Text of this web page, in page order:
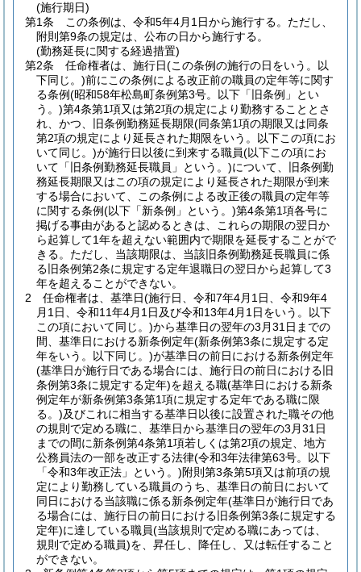
(施行期日)
第1条
この条例は、令和5年4月1日から施行する。 ただし、
附則第9条の規定は、公布の日から施行する。
(勤務延長に関する経過措置)
第2条
任命権者は、施行日(この条例の施行の日をいう。以
下同じ。)前にこの条例による改正前の職員の定年等に関す
る条例(昭和58年松島町条例第3号。以下「旧条例」とい
う。)第4条第1項又は第2項の規定により勤務することとさ
れ、かつ、旧条例勤務延長期限(同条第1項の期限又は同条
第2項の規定により延長された期限をいう。以下この項にお
いて同じ。)が施行日以後に到来する職員(以下この項にお
いて「旧条例勤務延長職員」という。)について、旧条例勤
務延長期限又はこの項の規定により延長された期限が到来
する場合において、この条例による改正後の職員の定年等
に関する条例(以下「新条例」という。)第4条第1項各号に
掲げる事由があると認めるときは、これらの期限の翌日か
ら起算して1年を超えない範囲内で期限を延長することがで
きる。 ただし、当該期限は、当該旧条例勤務延長職員に係
る旧条例第2条に規定する定年退職日の翌日から起算して3
年を超えることができない。
2
任命権者は、基準日(施行日、令和7年4月1日、令和9年4
月1日、令和11年4月1日及び令和13年4月1日をいう。以下
この項において同じ。)から基準日の翌年の3月31日までの
間、基準日における新条例定年(新条例第3条に規定する定
年をいう。以下同じ。)が基準日の前日における新条例定年
(基準日が施行日である場合には、施行日の前日における旧
条例第3条に規定する定年)を超える職(基準日における新条
例定年が新条例第3条第1項に規定する定年である職に限
る。)及びこれに相当する基準日以後に設置された職その他
の規則で定める職に、基準日から基準日の翌年の3月31日
までの間に新条例第4条第1項若しくは第2項の規定、地方
公務員法の一部を改正する法律(令和3年法律第63号。以下
「令和3年改正法」という。)附則第3条第5項又は前項の規
定により勤務している職員のうち、基準日の前日において
同日における当該職に係る新条例定年(基準日が施行日であ
る場合には、施行日の前日における旧条例第3条に規定する
定年)に達している職員(当該規則で定める職にあっては、
規則で定める職員)を、昇任し、降任し、又は転任すること
ができない。